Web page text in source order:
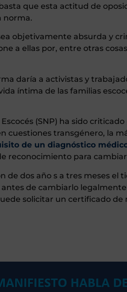
que esta actitud de
norma.
objetivamente absurda y
a ellas por, entre otras
daría a activistas y
íntima de las familias
(SNP) ha sido
cuestiones transgénero, la
de un diagnóstico
reconocimiento para
de dos año s a tres meses el
de cambiarlo
solicitar un certificado